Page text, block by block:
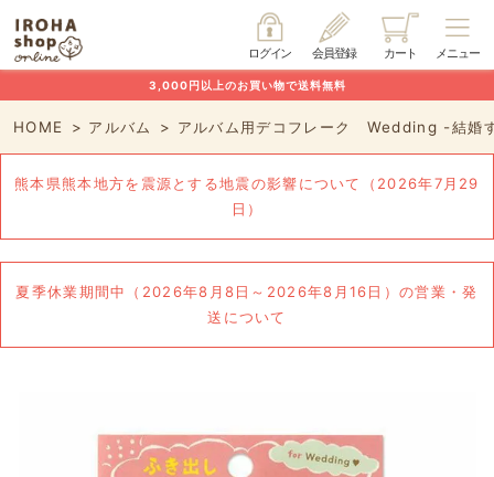
メニュー
カート
会員登録
ログイン
3,000円以上のお買い物で送料無料
HOME アルバム アルバム用デコフレーク Wedding -結婚
熊本県熊本地方を震源とする地震の影響について（2026年7月29
日）
夏季休業期間中（2026年8月8日～2026年8月16日）の営業・発
送について